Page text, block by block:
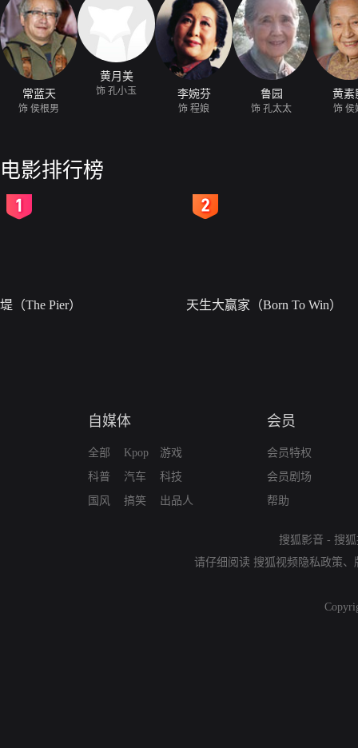
常蓝天
饰 侯根男
黄月美
饰 孔小玉 李婉芬
饰 程娘
鲁园
饰 孔太太
黄素
饰 侯
电影排行榜
堤（The Pier） 天生大赢家（Born To Win）
自媒体
全部
科普
国风
Kpop
汽车
搞笑
游戏
科技
出品人
会员
会员特权
会员剧场
帮助
搜狐影音 - 搜
请仔细阅读 搜狐视频隐私政策、